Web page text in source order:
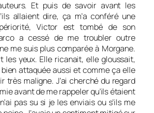
Et puis de savoir avant les
allaient dire, ça m’a conféré une
Victor est tombé de son
a cessé de me troubler outre
me suis plus comparée à Morgane.
les yeux. Elle ricanait, elle gloussait,
bien attaquée aussi et comme ça elle
très maligne. J’ai cherché du regard
avant de me rappeler qu’ils étaient
pas su si je les enviais ou s’ils me